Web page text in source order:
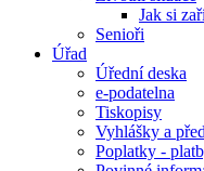
Jak si
Senioři
Úřad
Úřední deska
e-podatelna
Tiskopisy
Vyhlášky a
Poplatky -